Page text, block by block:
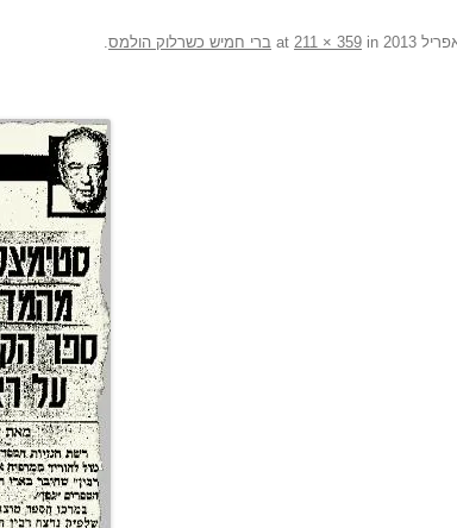
211 × 359 in ברי חמיש כשרלוק הולמס.